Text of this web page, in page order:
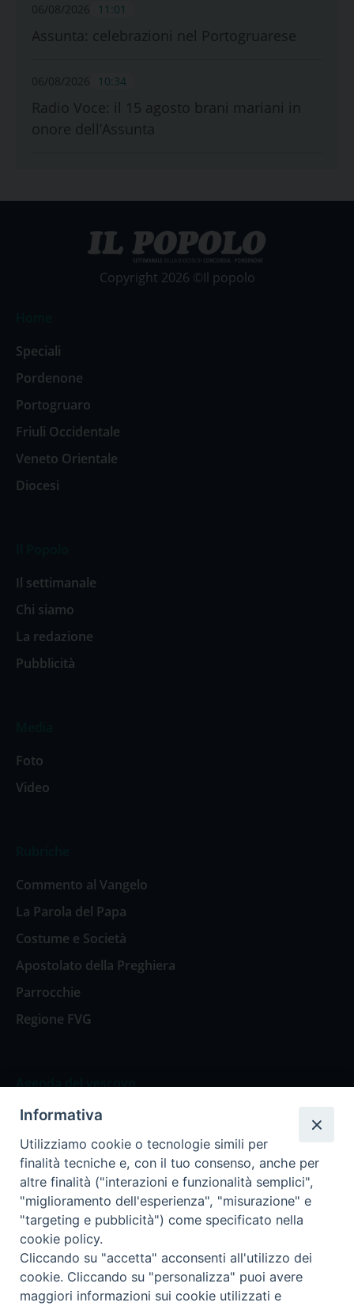
06/08/2026 11:01
Assunta: celebrazioni nel Portogruarese
06/08/2026 10:34
Radio Voce: il 15 agosto brani mariani in
onore dell’Assunta
Copyright 2026 ©Il popolo
Speciali
Pordenone
Portogruaro
Friuli Occidentale
Veneto Orientale
Diocesi
Il settimanale
Chi siamo
La redazione
Pubblicità
Foto
Video
Commento al Vangelo
La Parola del Papa
Costume e Società
Apostolato della Preghiera
Parrocchie
Regione FVG
Agenda del vescovo
Agenda del vescovo
Privacy Policy Trasparenza
Termini e Condizioni
Informativa
Utilizziamo cookie o tecnologie simili per
finalità tecniche e, con il tuo consenso, anche per
altre finalità ("interazioni e funzionalità semplici",
"miglioramento dell'esperienza", "misurazione" e
"targeting e pubblicità") come specificato nella
cookie policy.
Cliccando su "accetta" acconsenti all'utilizzo dei
cookie. Cliccando su "personalizza" puoi avere
maggiori informazioni sui cookie utilizzati e